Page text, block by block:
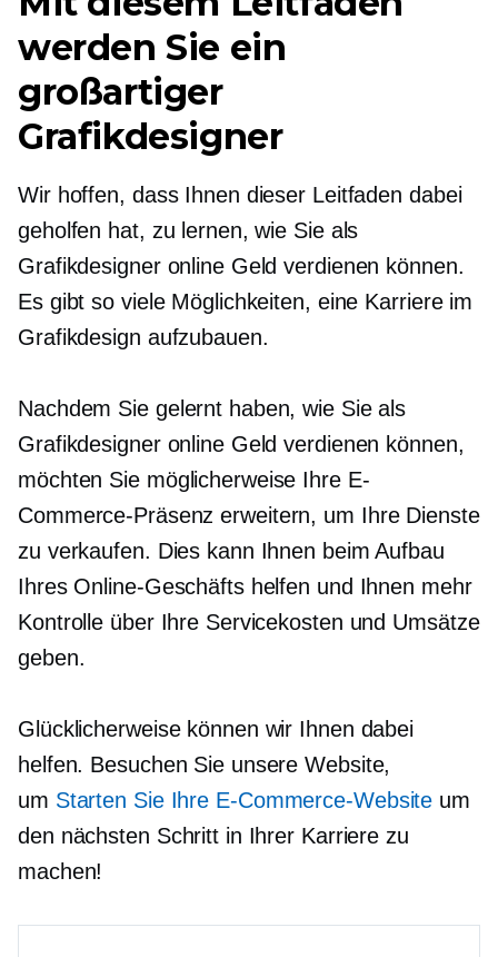
werden Sie ein
großartiger
Grafikdesigner
Wir hoffen, dass Ihnen dieser Leitfaden dabei
geholfen hat, zu lernen, wie Sie als
Grafikdesigner online Geld verdienen können.
Es gibt so viele Möglichkeiten, eine Karriere im
Grafikdesign aufzubauen.
Nachdem Sie gelernt haben, wie Sie als
Grafikdesigner online Geld verdienen können,
möchten Sie möglicherweise Ihre E-
Commerce-Präsenz erweitern, um Ihre Dienste
zu verkaufen. Dies kann Ihnen beim Aufbau
Ihres Online-Geschäfts helfen und Ihnen mehr
Kontrolle über Ihre Servicekosten und Umsätze
geben.
Glücklicherweise können wir Ihnen dabei
helfen. Besuchen Sie unsere Website,
um Starten Sie Ihre E-Commerce-Website um
den nächsten Schritt in Ihrer Karriere zu
machen!